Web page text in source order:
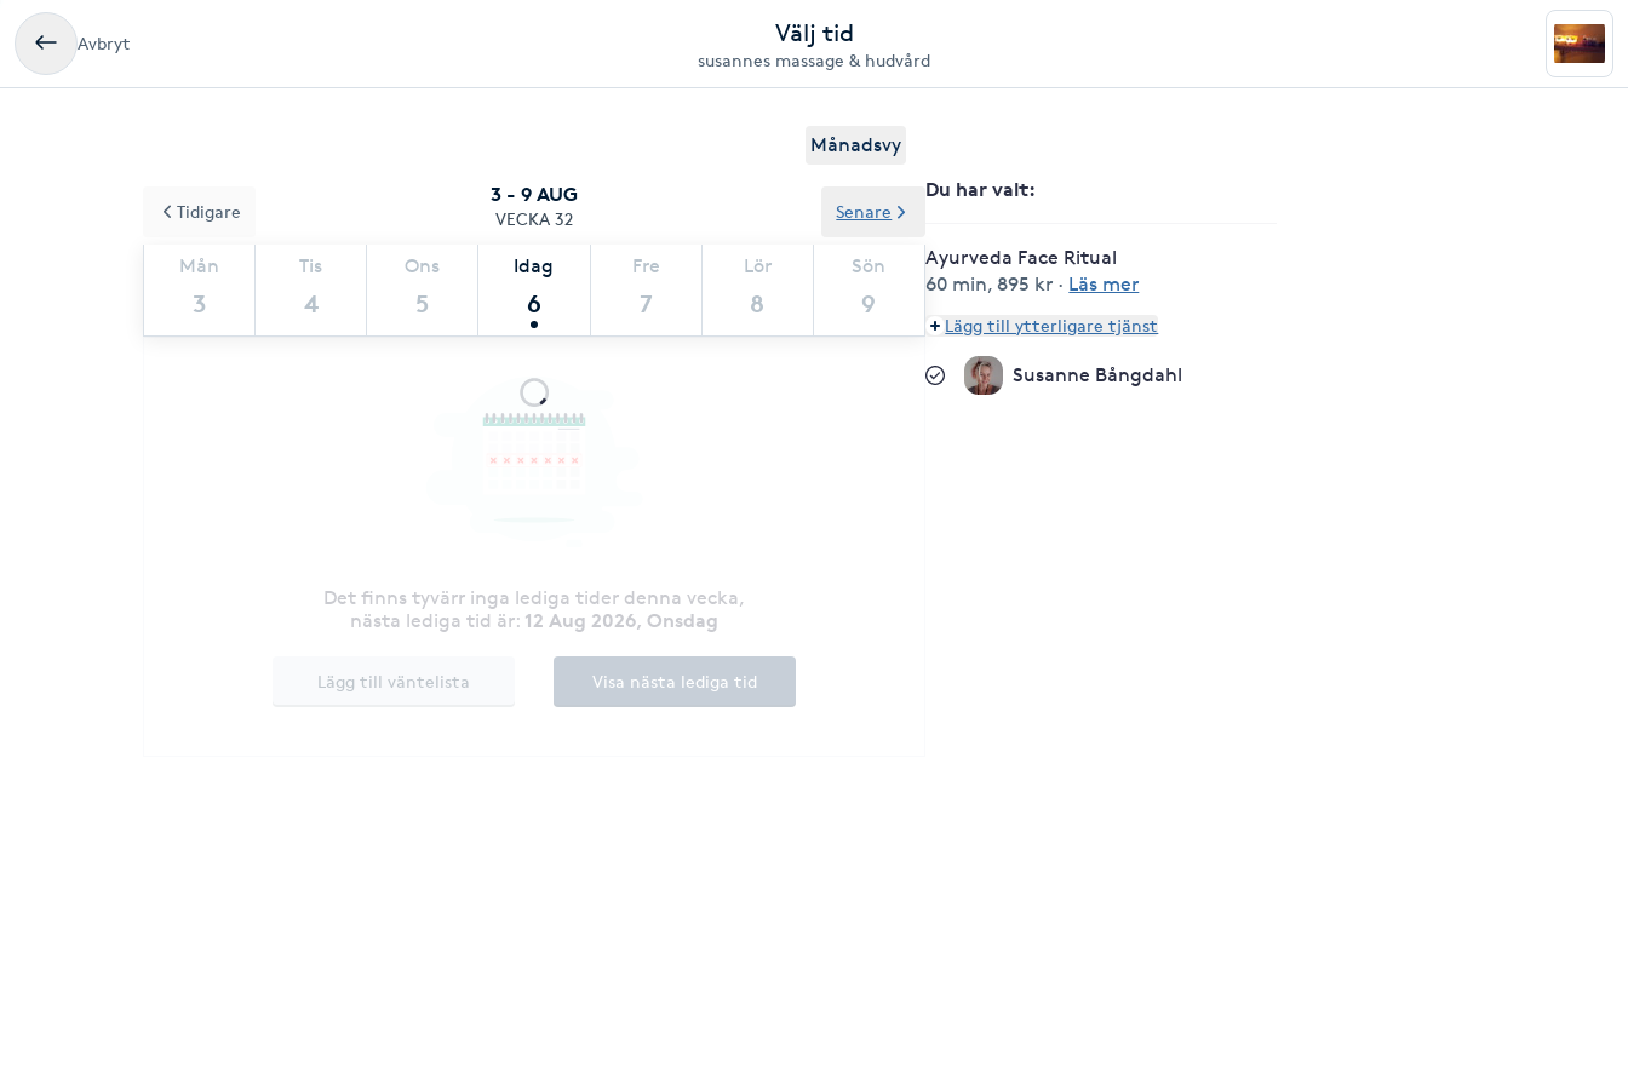
Avbryt Välj tid
susannes massage & hudvård
Månadsvy
3 - 9 AUG
VECKA 32
Mån
3
Tis
4
Ons
5
Idag
6
Fre
7
Lör
8
Sön
9
Tidigare Senare
Det finns tyvärr inga lediga tider denna vecka,
nästa lediga tid är: 12 Aug 2026, Onsdag
Lägg till väntelista Visa nästa lediga tid
Du har valt:
Ayurveda Face Ritual
60 min,895 kr · Läs mer
Lägg till ytterligare tjänst
Susanne Bångdahl